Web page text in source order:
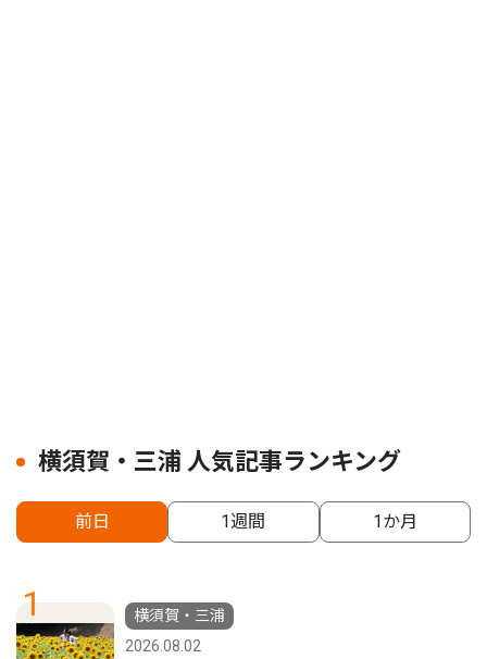
横須賀・三浦 人気記事ランキング
前日 1週間 1か月
1
横須賀・三浦
2026.08.02